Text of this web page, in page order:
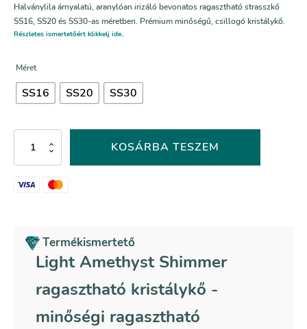
Halványlila árnyalatú, aranylóan irizáló bevonatos ragasztható strasszkő
SS16, SS20 és SS30-as méretben. Prémium minőségű, csillogó kristálykő.
Részletes ismertetőért klikkelj ide..
Méret
SS16 SS20 SS30
Amethyst
Shimmer
ragasztható
KOSÁRBA TESZEM
Termékismertető
Light Amethyst Shimmer
ragasztható kristálykő -
minőségi ragasztható